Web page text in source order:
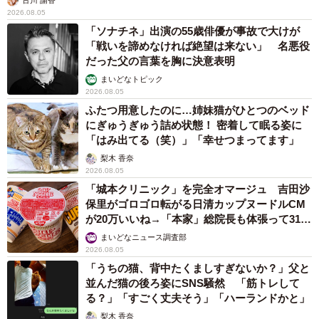
2026.08.05
「ソナチネ」出演の55歳俳優が事故で大けが
「戦いを諦めなければ絶望は来ない」 名悪役
だった父の言葉を胸に決意表明
まいどなトピック
2026.08.05
ふたつ用意したのに…姉妹猫がひとつのベッド
にぎゅうぎゅう詰め状態！ 密着して眠る姿に
「はみ出てる（笑）」「幸せつまってます」
梨木 香奈
2026.08.05
「城本クリニック」を完全オマージュ 吉田沙
保里がゴロゴロ転がる日清カップヌードルCM
が20万いいね→「本家」総院長も体張って31万
いいねまいどなニュース調査部
2026.08.05
「うちの猫、背中たくましすぎないか？」父と
並んだ猫の後ろ姿にSNS騒然 「筋トレして
る？」「すごく丈夫そう」「ハーランドかと」
梨木 香奈